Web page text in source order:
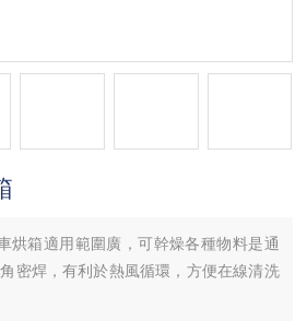
烘箱適用範圍廣，可幹燥各種物料是通
密焊，有利於熱風循環，方便在線清洗